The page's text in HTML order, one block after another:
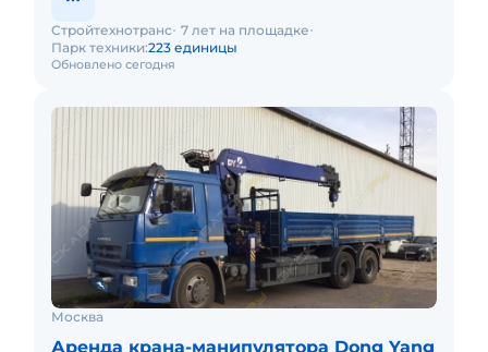
Обновлено сегодня
Стройтехнотранс 7 лет на площадке
Парк техники:223 единицы
Москва
Аренда крана-манипулятора Dong Yang